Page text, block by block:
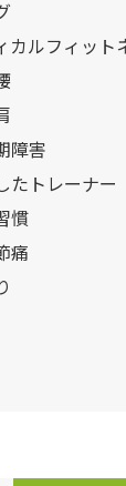
カルフィット
障害
たトレーナー
慣
痛